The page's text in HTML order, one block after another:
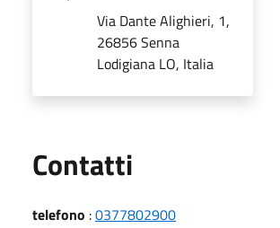
Via Dante Alighieri, 1,
26856 Senna
Lodigiana LO, Italia
Contatti
telefono :0377802900